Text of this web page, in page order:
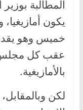
المطالبة
يكون
خميس وهو
عقب كل
بالأمازيغية.
لكن